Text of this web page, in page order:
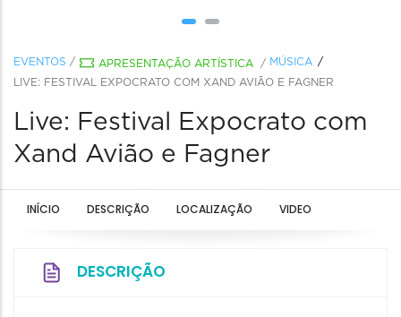
EVENTOS / APRESENTAÇÃO ARTÍSTICA / MÚSICA
LIVE: FESTIVAL EXPOCRATO COM XAND AVIÃO E FAGNER
Live: Festival Expocrato com
Xand Avião e Fagner
INÍCIO DESCRIÇÃO LOCALIZAÇÃO VIDEO
DESCRIÇÃO